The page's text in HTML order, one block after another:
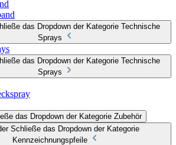
das Dropdown der Kategorie Technische
Sprays
das Dropdown der Kategorie Technische
Sprays
das Dropdown der Kategorie Zubehör
Schließe das Dropdown der Kategorie
Kennzeichnungspfeile